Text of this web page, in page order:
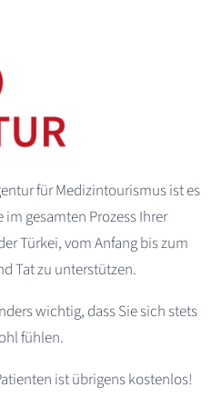
für Medizintourismus ist es
im gesamten Prozess Ihrer
Türkei, vom Anfang bis zum
Tat zu unterstützen.
wichtig, dass Sie sich stets
fühlen.
ist übrigens kostenlos!